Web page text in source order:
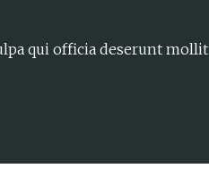
qui officia deserunt mollit